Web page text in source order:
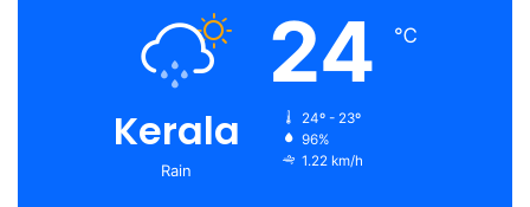
Kerala
Rain
24 ℃
24º - 23º
96%
1.22 km/h